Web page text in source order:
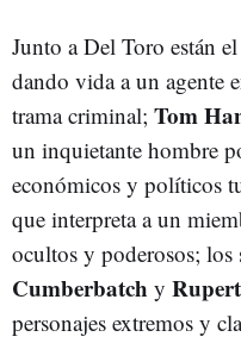
Junto a Del Toro están
dando vida a un agente
trama criminal; Tom
un inquietante hombre
económicos y políticos
que interpreta a un
ocultos y poderosos;
Cumberbatch y
personajes extremos y